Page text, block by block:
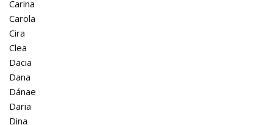
Carina
Carola
Cira
Clea
Dacia
Dana
Dánae
Daria
Dina